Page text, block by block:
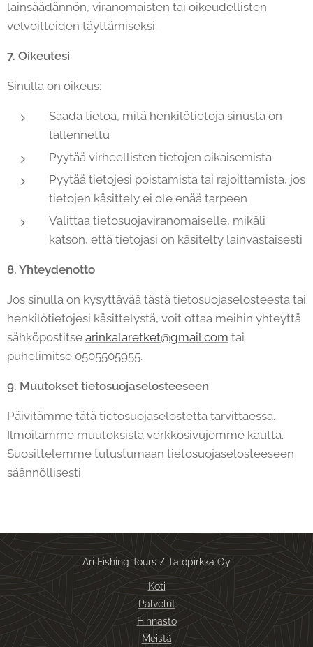
lainsäädännön, viranomaisten tai oikeudellisten
velvoitteiden täyttämiseksi.
7. Oikeutesi
Sinulla on oikeus:
Saada tietoa, mitä henkilötietoja sinusta on
tallennettu
Pyytää virheellisten tietojen oikaisemista
Pyytää tietojesi poistamista tai rajoittamista, jos
tietojen käsittely ei ole enää tarpeen
Valittaa tietosuojaviranomaiselle, mikäli
katson, että tietojasi on käsitelty lainvastaisesti
8. Yhteydenotto
Jos sinulla on kysyttävää tästä tietosuojaselosteesta tai
henkilötietojesi käsittelystä, voit ottaa meihin yhteyttä
sähköpostitse arinkalaretket@gmail.com tai
puhelimitse 0505505955.
9. Muutokset tietosuojaselosteeseen
Päivitämme tätä tietosuojaselostetta tarvittaessa.
Ilmoitamme muutoksista verkkosivujemme kautta.
Suosittelemme tutustumaan tietosuojaselosteeseen
säännöllisesti.
Ari Fishing Tours / Talopirkka Oy
Koti
Palvelut
Hinnasto
Meistä